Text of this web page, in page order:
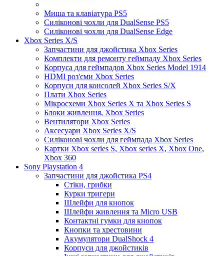
Миша та клавіатура PS5
Силіконові чохли для DualSense PS5
Силіконові чохли для DualSense Edge
Xbox Series X/S
Запчастини для джойстика Xbox Series
Комплекти для ремонту геймпаду Xbox Series
Корпуса для геймпадов Xbox Series Model 1914
HDMI роз'єми Xbox Series
Корпуси для консолей Xbox Series S/X
Плати Xbox Series
Мікросхеми Xbox Series X та Xbox Series S
Блоки живлення, Xbox Series
Вентилятори Xbox Series
Аксесуари Xbox Series X/S
Силіконові чохли для геймпада Xbox Series
Картки Xbox series S, Xbox series X, Xbox One,
Xbox 360
Sony Playstation 4
Запчастини для джойстика PS4
Стіки, грибки
Курки тригери
Шлейфи для кнопок
Шлейфи живлення та Micro USB
Контактні гумки для кнопок
Кнопки та хрестовини
Акумулятори DualShock 4
Корпуси для джойстиків